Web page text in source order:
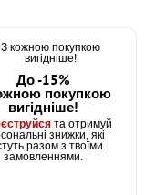
В наявності
1 шт Склад: 6 шт
7 шт.
До -15%
покупкою
вигідніше!
та отримуй
знижки, які
разом з твоїми
замовленнями.